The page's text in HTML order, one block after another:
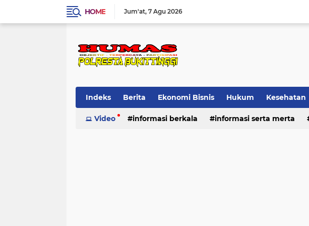
HOME Jum'at 7 Agu 2026
Indeks Berita Ekonomi Bisnis Hukum Kesehatan
Standard Operasional Prosedur Video
Video informasi berkala informasi serta merta